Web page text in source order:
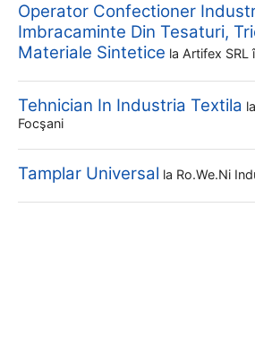
Operator Confectioner
Imbracaminte Din Tesaturi,
Materiale Sintetice la Artifex SRL
Tehnician In Industria Textila la
Focşani
Tamplar Universal la Ro.we.ni